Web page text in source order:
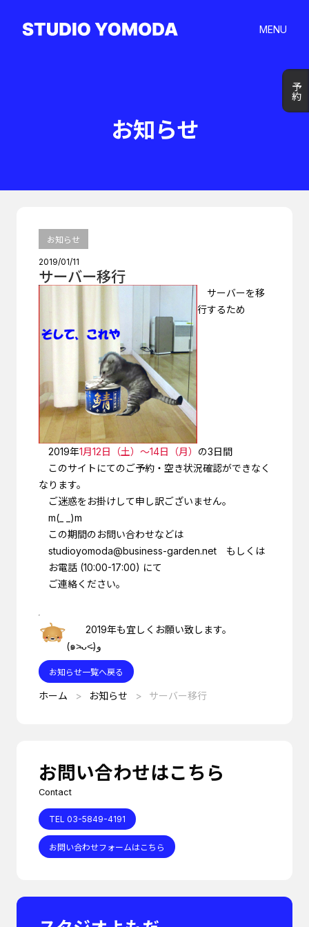
MENU
予約
予約
お知らせ
お知らせ
2019/01/11
サーバー移行
サーバーを移
行するため
2019年1月12日（土）～14日（月） の3日間
このサイトにてのご予約・空き状況確認ができなく
なります。
ご迷惑をお掛けして申し訳ございません。
m(_ _)m
この期間のお問い合わせなどは
studioyomoda@business-garden.net もしくは
お電話 (10:00-17:00) にて
ご連絡ください。
2019年も宜しくお願い致します。
(๑˃̵ᴗ˂̵)و
お知らせ一覧へ戻る
ホーム お知らせ サーバー移行
お問い合わせはこちら
Contact
TEL 03-5849-4191
お問い合わせフォームはこちら